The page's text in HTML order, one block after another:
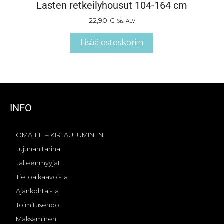
Lasten retkeilyhousut 104-164 cm
22,90 € Sis. ALV
Lisää ostoskoriin
INFO
OMA TILI – KIRJAUTUMINEN
Jujunan tarina
Jälleenmyyjät
Tietoa kaavoista
Ajankohtaista
Toimitusehdot
Maksaminen